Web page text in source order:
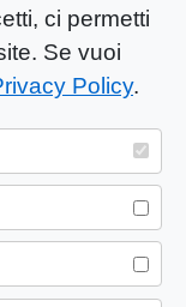
ci permetti
Se vuoi
Policy.
testata
S.R.L.
Maria
01/2025 |